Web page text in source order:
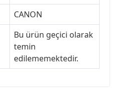
CANON
Bu ürün geçici olarak
temin
edilememektedir.